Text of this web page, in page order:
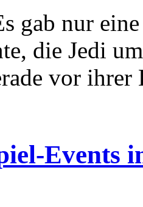
gab nur
die Jedi
vor ihrer
Events